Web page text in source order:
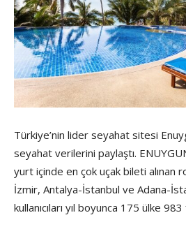
Türkiye’nin lider seyahat sitesi
seyahat verilerini paylaştı.
yurt içinde en çok uçak bileti alınan
İzmir, Antalya-İstanbul ve Adana-
kullanıcıları yıl boyunca 175 ülke